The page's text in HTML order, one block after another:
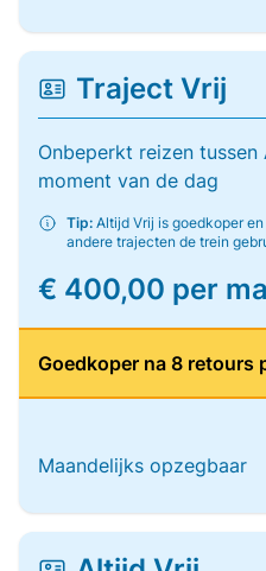
Traject Vrij
Onbeperkt reizen
moment van de dag
Tip: Altijd Vrij is goedkoper
andere trajecten de trein
€ 400,00 per
Goedkoper na 8 retours
Maandelijks opzegbaar